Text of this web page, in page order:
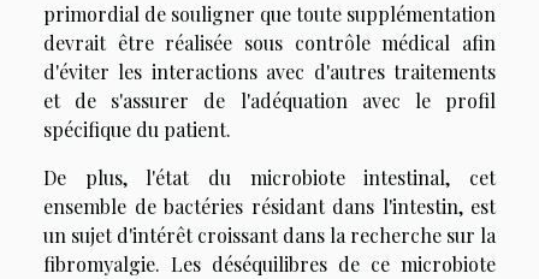
primordial de souligner que toute supplémentation
devrait être réalisée sous contrôle médical afin
d'éviter les interactions avec d'autres traitements
et de s'assurer de l'adéquation avec le profil
spécifique du patient.
De plus, l'état du microbiote intestinal, cet
ensemble de bactéries résidant dans l'intestin, est
un sujet d'intérêt croissant dans la recherche sur la
fibromyalgie. Les déséquilibres de ce microbiote